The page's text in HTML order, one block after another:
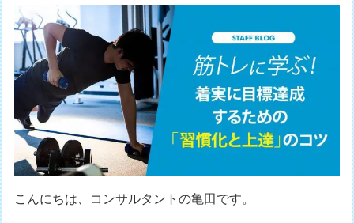
こんにちは、コンサルタントの亀田です。